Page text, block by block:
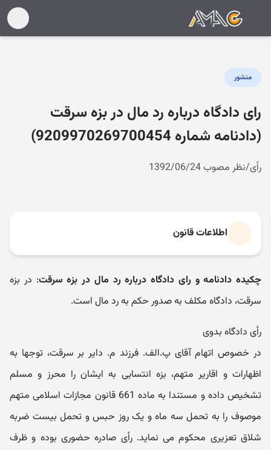
منشور
رای دادگاه درباره رد مال در بزه سرقت
(دادنامه شماره 9209970269700454)
رأی/نظر مصوب 1392/06/24
اطلاعات قانون
چکیده دادنامه و رای دادگاه درباره رد مال در بزه سرقت: در بزه
سرقت، دادگاه مکلف به صدور حکم به رد مال است.
رأی دادگاه بدوی
در خصوص اتهام آقای پ.الف. فرزند م. دایر بر سرقت، توجها به
اظهارات و اقاریر متهم، بزه انتسابی به ایشان را محرز و مسلم
تشخیص داده و مستندا به ماده 661 قانون مجازات اسلامی متهم
موصوف را به تحمل سه ماه و یک روز حبس و تحمل بیست ضربه
شلاق تعزیری محکوم می نماید. رأی صادره حضوری بوده و ظرف